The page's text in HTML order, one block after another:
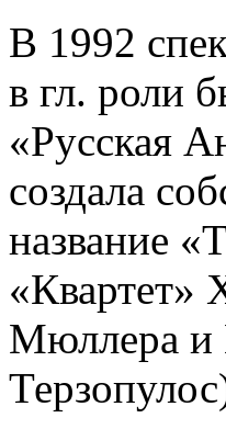
В 1992
в гл. роли
«Русская
создала
название
«Квартет»
Мюллера и